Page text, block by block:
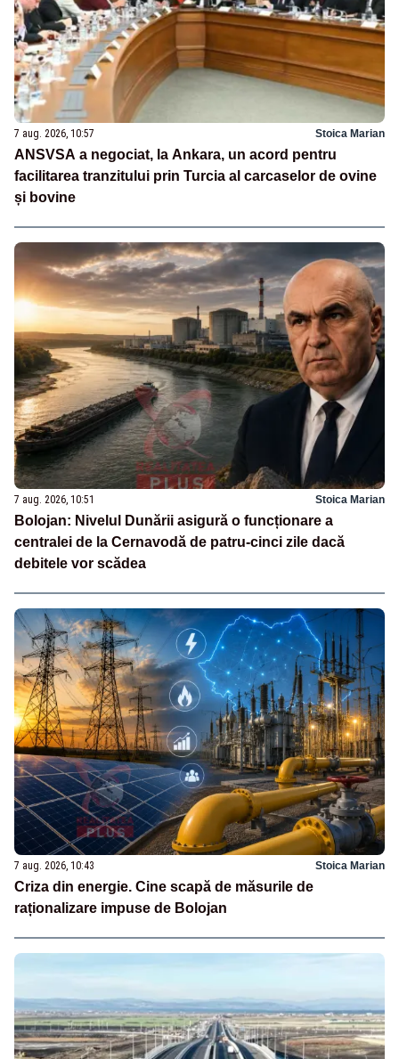
7 aug. 2026, 10:57 Stoica Marian
ANSVSA a negociat, la Ankara, un acord pentru
facilitarea tranzitului prin Turcia al carcaselor de ovine
și bovine
7 aug. 2026, 10:51 Stoica Marian
Bolojan: Nivelul Dunării asigură o funcționare a
centralei de la Cernavodă de patru-cinci zile dacă
debitele vor scădea
7 aug. 2026, 10:43 Stoica Marian
Criza din energie. Cine scapă de măsurile de
raționalizare impuse de Bolojan